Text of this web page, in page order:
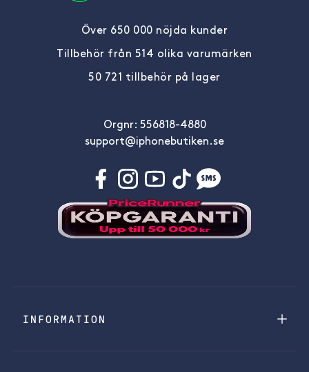
Över 650 000 nöjda kunder
Tillbehör från 514 olika varumärken
50 721 tillbehör på lager
Orgnr: 556818-4880
support@iphonebutiken.se
INFORMATION